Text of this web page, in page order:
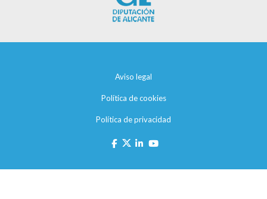
Aviso legal
Política de cookies
Política de privacidad